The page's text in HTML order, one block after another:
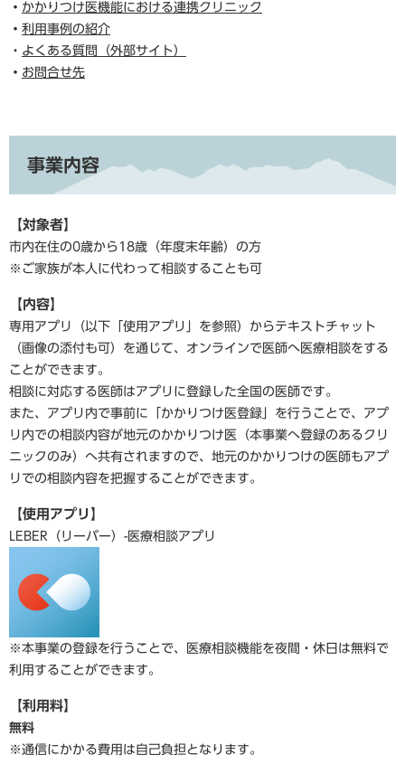
・ かかりつけ医機能における連携クリニック
・ 利用事例の紹介
・ よくある質問（外部サイト）
・ お問合せ先
事業内容
【対象者】
市内在住の0歳から18歳（年度末年齢）の方
※ご家族が本人に代わって相談することも可
【内容】
専用アプリ（以下「使用アプリ」を参照）からテキストチャット
（画像の添付も可）を通じて、オンラインで医師へ医療相談をする
ことができます。
相談に対応する医師はアプリに登録した全国の医師です。
また、アプリ内で事前に「かかりつけ医登録」を行うことで、アプ
リ内での相談内容が地元のかかりつけ医（本事業へ登録のあるクリ
ニックのみ）へ共有されますので、地元のかかりつけの医師もアプ
リでの相談内容を把握することができます。
【使用アプリ】
LEBER（リーバー）-医療相談アプリ
※本事業の登録を行うことで、医療相談機能を夜間・休日は無料で
利用することができます。
【利用料】
無料
※通信にかかる費用は自己負担となります。​